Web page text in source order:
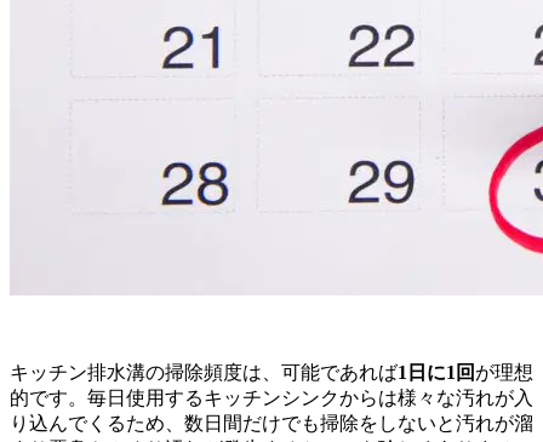
キッチン排水溝の掃除頻度は、可能であれば1日に1回 が理想
的です。毎日使用するキッチンシンクからは様々な汚れが入
り込んでくるため、数日間だけでも掃除をしないと汚れが溜